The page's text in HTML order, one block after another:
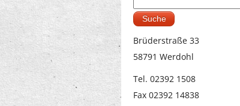
Suchformular
Brüderstraße 33
58791 Werdohl
Tel. 02392 1508
Fax 02392 14838